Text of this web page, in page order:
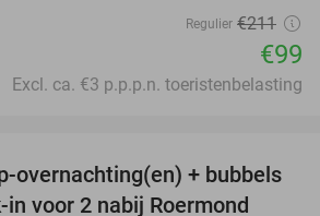
Regulier €211
€99
Excl. ca. €3 p.p.p.n. toeristenbelasting
35%
overnachting(en) + bubbels
voor 2 nabij Roermond